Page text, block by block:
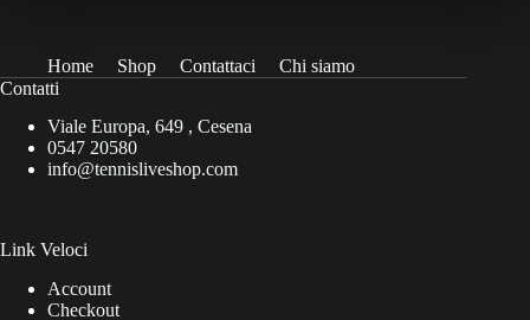
prodotto
Home Shop Contattaci
Chi siamo
Contatti
Viale Europa, 649 , Cesena
0547 20580
info@tennisliveshop.com
Link Veloci
Account
Checkout